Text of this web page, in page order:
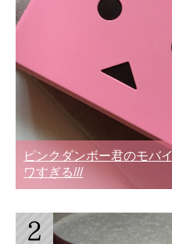
ピンクダンボー君のモバ
ワすぎる///